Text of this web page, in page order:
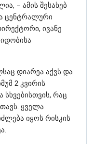
– ამის შესახებ
ცენტრალური
ივანე
დიარეა აქვს და
2 კვირის
სხვებისთვის, რაც
ყველა
იყოს რისკის